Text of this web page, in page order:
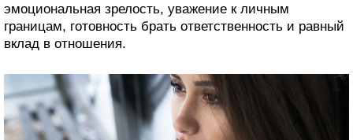
эмоциональная зрелость, уважение к личным
границам, готовность брать ответственность и равный
вклад в отношения.